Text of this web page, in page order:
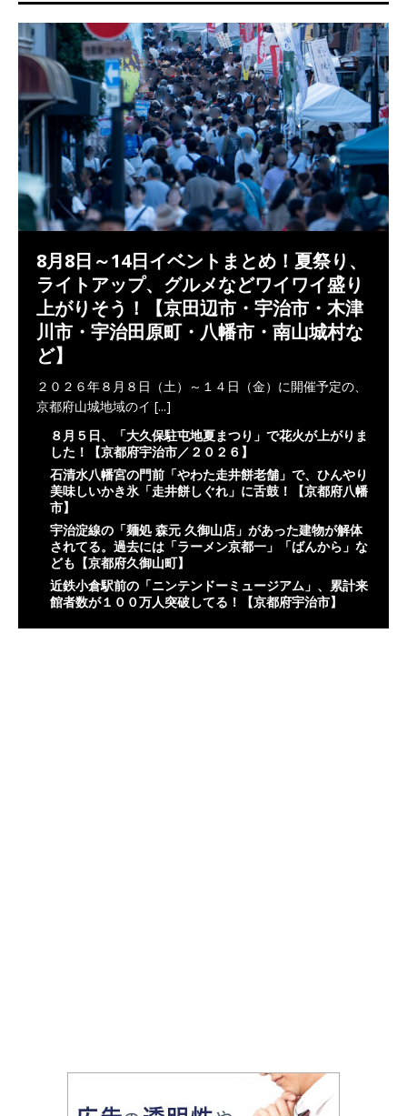
8月8日～14日イベントまとめ！夏祭り、
ライトアップ、グルメなどワイワイ盛り
上がりそう！【京田辺市・宇治市・木津
川市・宇治田原町・八幡市・南山城村な
ど】
２０２６年８月８日（土）～１４日（金）に開催予定の、
京都府山城地域のイ [...]
８月５日、「大久保駐屯地夏まつり」で花火が上がりま
した！【京都府宇治市／２０２６】
石清水八幡宮の門前「やわた走井餅老舗」で、ひんやり
美味しいかき氷「走井餅しぐれ」に舌鼓！【京都府八幡
市】
宇治淀線の「麺処 森元 久御山店」があった建物が解体
されてる。過去には「ラーメン京都一」「ばんから」な
ども【京都府久御山町】
近鉄小倉駅前の「ニンテンドーミュージアム」、累計来
館者数が１００万人突破してる！【京都府宇治市】